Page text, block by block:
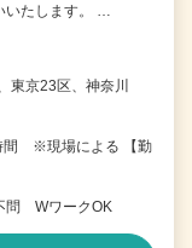
いたします。 …
東京23区、神奈川
間 ※現場による 【勤
問 WワークOK